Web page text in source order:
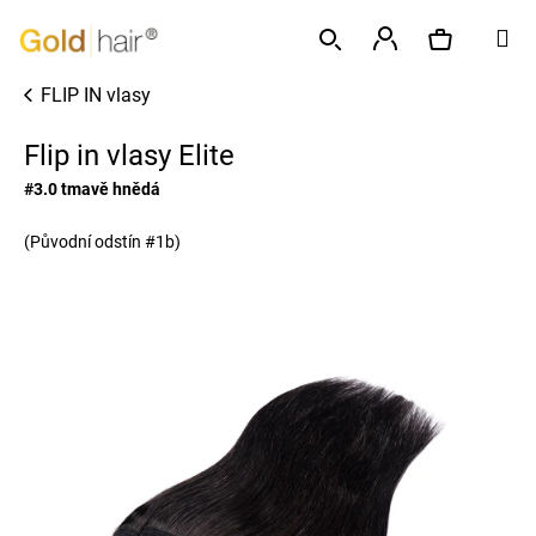
na
obsah
FLIP IN vlasy
Flip in vlasy Elite
#3.0 tmavě hnědá
(Původní odstín #1b)
Zpět
Zpět
o
p
t